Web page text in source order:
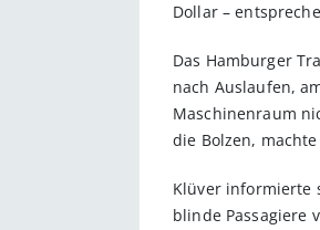
Dollar –
Das Hamburger
nach Auslaufen,
Maschinenraum
die Bolzen,
Klüver informierte
blinde Passagiere